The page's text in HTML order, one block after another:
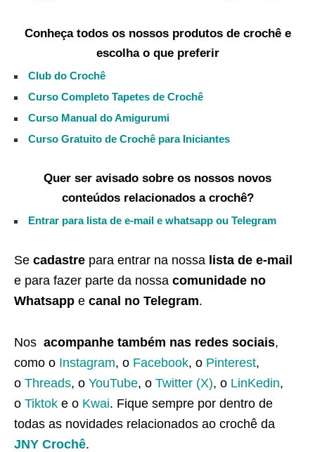
Conheça todos os nossos produtos de crochê e
escolha o que preferir
Club do Crochê
Curso Completo Tapetes de Crochê
Curso Manual do Amigurumi
Curso Gratuito de Crochê para Iniciantes
Quer ser avisado sobre os nossos novos
conteúdos relacionados a crochê?
Entrar para lista de e-mail e whatsapp ou Telegram
Se cadastre para entrar na nossa lista de e-mail
e para fazer parte da nossa comunidade no
Whatsapp e canal no Telegram.
Nos acompanhe também nas redes sociais,
como o Instagram, o Facebook, o Pinterest,
o Threads, o YouTube, o Twitter (X), o LinKedin,
o Tiktok e o Kwai. Fique sempre por dentro de
todas as novidades relacionados ao crochê da
JNY Crochê.